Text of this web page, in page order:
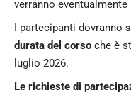
verranno
I partecipanti dovranno
durata del corso che è
luglio 2026.
Le richieste di